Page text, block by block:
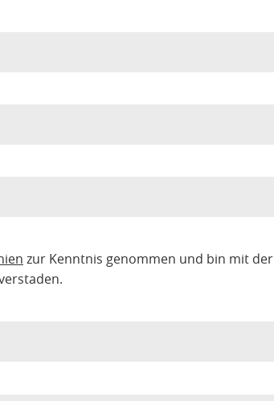
zur Kenntnis genommen und bin mit der